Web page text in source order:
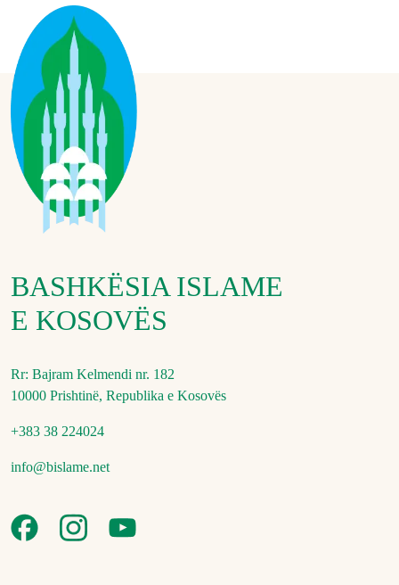
BASHKËSIA ISLAME
E KOSOVËS
Rr: Bajram Kelmendi nr. 182
10000 Prishtinë, Republika e Kosovës
+383 38 224024
info@bislame.net